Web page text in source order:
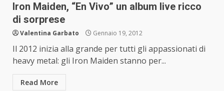
Iron Maiden, “En Vivo” un album live ricco
di sorprese
Valentina Garbato Gennaio 19, 2012
Il 2012 inizia alla grande per tutti gli appassionati di
heavy metal: gli Iron Maiden stanno per...
Read More